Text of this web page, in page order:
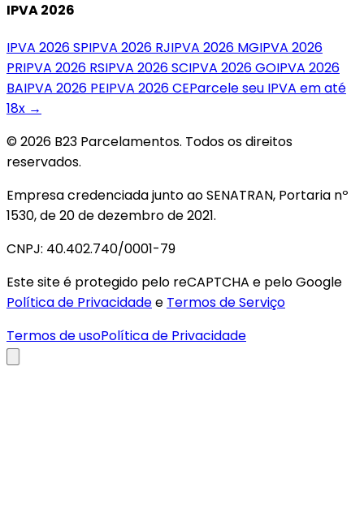
IPVA 2026
IPVA 2026SPIPVA 2026 RJIPVA 2026 MGIPVA 2026
PRIPVA 2026 RSIPVA 2026SCIPVA 2026GOIPVA 2026
BAIPVA 2026 PEIPVA 2026CEParcele seu IPVA em até
18x →
© 2026 B23 Parcelamentos. Todos os direitos
reservados.
Empresa credenciada junto ao SENATRAN, Portaria nº
1530, de 20 de dezembro de 2021.
CNPJ: 40.402.740/0001-79
Este site é protegido pelo reCAPTCHA e pelo Google
Política de Privacidadee Termos de Serviço
Termos de usoPolítica de Privacidade